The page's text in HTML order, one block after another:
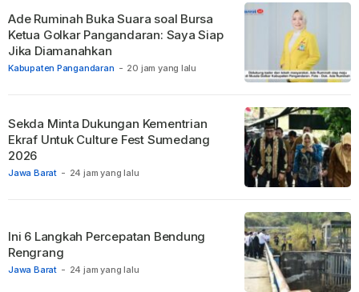
Kabupaten Pangandaran - 20 jam yang lalu
Ade Ruminah Buka Suara soal Bursa
Ketua Golkar Pangandaran: Saya Siap
Jika Diamanahkan
Jawa Barat - 24 jam yang lalu
Sekda Minta Dukungan Kementrian
Ekraf Untuk Culture Fest Sumedang
2026
Jawa Barat - 24 jam yang lalu
Ini 6 Langkah Percepatan Bendung
Rengrang